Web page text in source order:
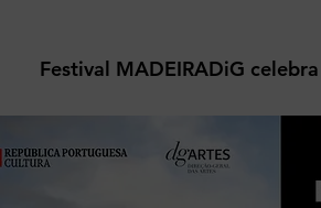
Festival MADEIRADiG